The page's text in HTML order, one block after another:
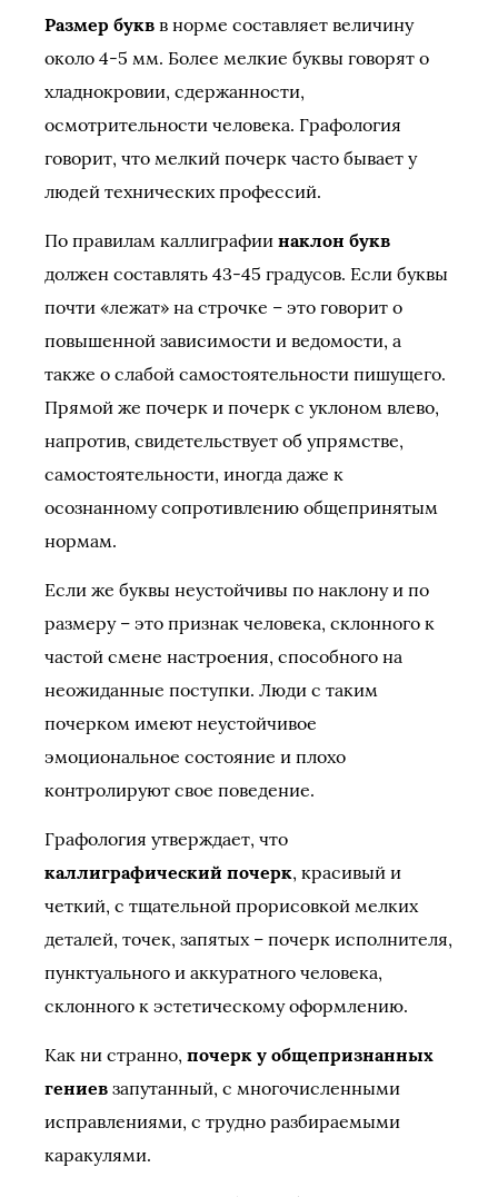
Размер букв в норме составляет величину
около 4-5 мм. Более мелкие буквы говорят о
хладнокровии, сдержанности,
осмотрительности человека. Графология
говорит, что мелкий почерк часто бывает у
людей технических профессий.
По правилам каллиграфии наклон букв
должен составлять 43-45 градусов. Если буквы
почти «лежат» на строчке – это говорит о
повышенной зависимости и ведомости, а
также о слабой самостоятельности пишущего.
Прямой же почерк и почерк с уклоном влево,
напротив, свидетельствует об упрямстве,
самостоятельности, иногда даже к
осознанному сопротивлению общепринятым
нормам.
Если же буквы неустойчивы по наклону и по
размеру – это признак человека, склонного к
частой смене настроения, способного на
неожиданные поступки. Люди с таким
почерком имеют неустойчивое
эмоциональное состояние и плохо
контролируют свое поведение.
Графология утверждает, что
каллиграфический почерк, красивый и
четкий, с тщательной прорисовкой мелких
деталей, точек, запятых – почерк исполнителя,
пунктуального и аккуратного человека,
склонного к эстетическому оформлению.
Как ни странно, почерк у общепризнанных
гениев запутанный, с многочисленными
исправлениями, с трудно разбираемыми
каракулями.